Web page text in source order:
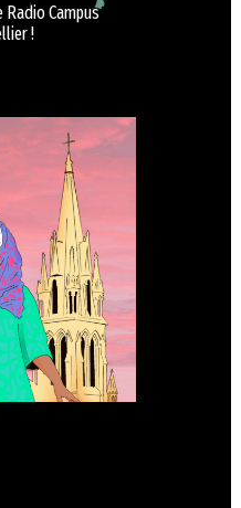
Radio Campus
!